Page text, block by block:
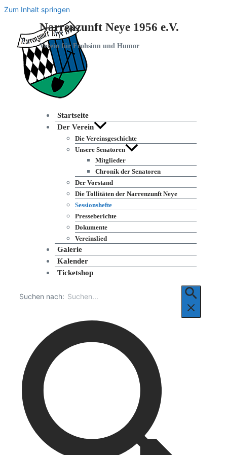
Zum Inhalt springen
Narrenzunft Neye 1956 e.V.
Verein für Frohsinn und Humor
Startseite
Der Verein
Die Vereinsgeschichte
Unsere Senatoren
Mitglieder
Chronik der Senatoren
Der Vorstand
Die Tollitäten der Narrenzunft Neye
Sessionshefte
Presseberichte
Dokumente
Vereinslied
Galerie
Kalender
Ticketshop
Suchen nach: